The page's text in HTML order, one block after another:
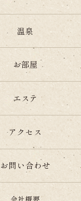
温泉
お部屋
エステ
アクセス
お問い合わせ